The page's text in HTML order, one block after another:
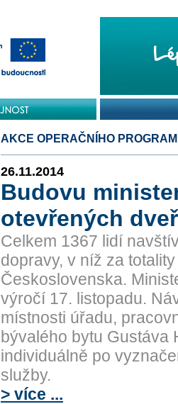
AKCE OPERAČNÍHO
26.11.2014
Budovu
otevřených
Celkem 1367 lidí
dopravy, v níž za
Československa.
výročí 17. listopadu.
místnosti úřadu,
bývalého bytu Gustáva
individuálně po
služby.
> více ...